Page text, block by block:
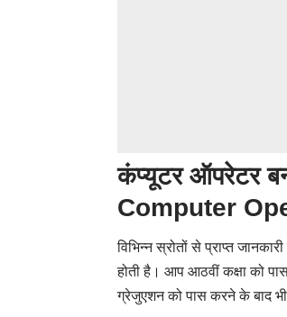
कंप्यूटर ऑपरेटर
Computer
विभिन्न स्रोतों से प्राप्त
होती है। आप आठवीं कक्षा को
ग्रेजुएशन को पास करने के बाद